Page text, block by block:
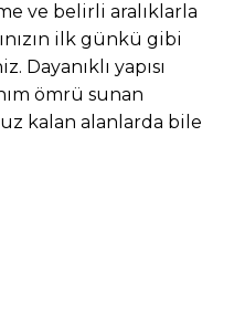
ve belirli aralıklarla
ilk günkü gibi
Dayanıklı yapısı
ömrü sunan
kalan alanlarda bile